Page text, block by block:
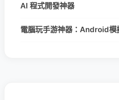
AI 程式開發神器
電腦玩手游神器：Android